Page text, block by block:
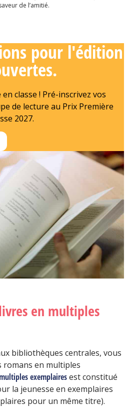
de l’amitié.
pour l'édition
classe ! Pré-inscrivez vos
de lecture au Prix Première
2027.
en multiples
bibliothèques centrales, vous
romans en multiples
exemplairesest constitué
la jeunesse en exemplaires
pour un même titre).